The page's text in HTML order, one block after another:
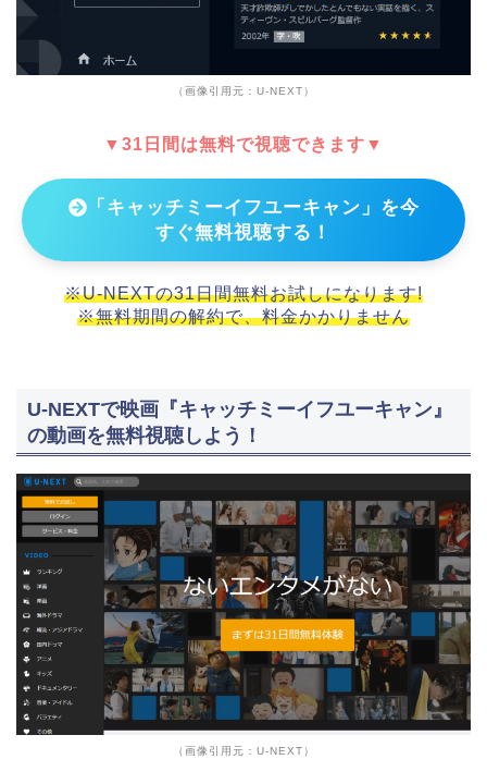
（画像引用元：U-NEXT）
▼31日間は無料で視聴できます▼
「キャッチミーイフユーキャン」を今
すぐ無料視聴する！
※U-NEXTの31日間無料お試しになります!
※無料期間の解約で、料金かかりません
U-NEXTで映画『キャッチミーイフユーキャン』
の動画を無料視聴しよう！
（画像引用元：U-NEXT）